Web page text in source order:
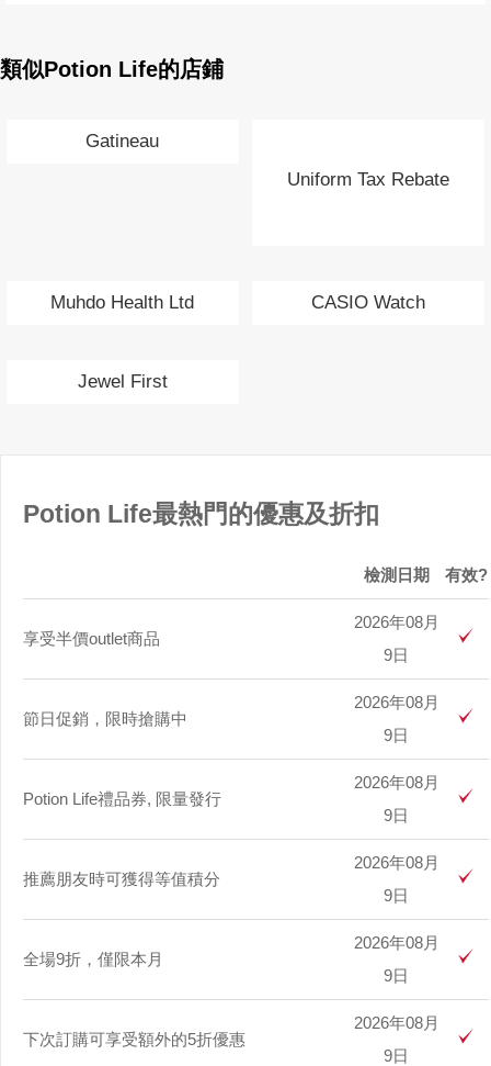
類似Potion Life的店鋪
Gatineau
Uniform Tax Rebate
Muhdo Health Ltd CASIO Watch
Jewel First
Potion Life最熱門的優惠及折扣
檢測日期 有效?
享受半價outlet商品
2026年08月
9日
節日促銷，限時搶購中
2026年08月
9日
Potion Life禮品券, 限量發行
2026年08月
9日
推薦朋友時可獲得等值積分
2026年08月
9日
全場9折，僅限本月
2026年08月
9日
下次訂購可享受額外的5折優惠
2026年08月
9日